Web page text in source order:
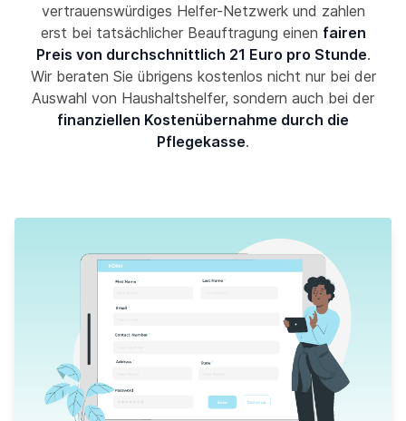
vertrauenswürdiges Helfer-Netzwerk und zahlen
erst bei tatsächlicher Beauftragung einen fairen
Preis von durchschnittlich 21 Euro pro Stunde.
Wir beraten Sie übrigens kostenlos nicht nur bei der
Auswahl von Haushaltshelfer, sondern auch bei der
finanziellen Kostenübernahme durch die
Pflegekasse.